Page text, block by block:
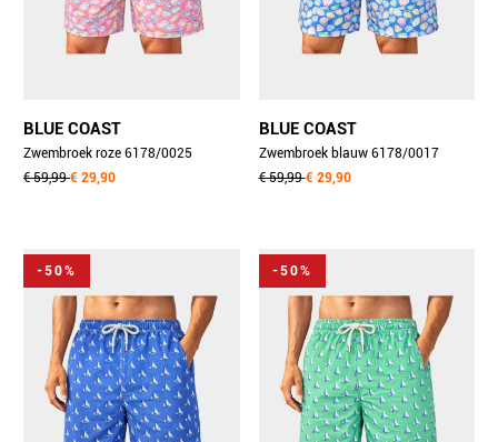
BLUE COAST
Zwembroek roze 6178/0025
€ 59,99€ 29,90
BLUE COAST
Zwembroek blauw 6178/0017
€ 59,99€ 29,90
-50% -50%